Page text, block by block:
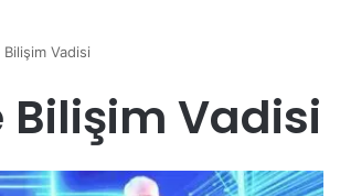
Vadisi
Bilişim Vadisi